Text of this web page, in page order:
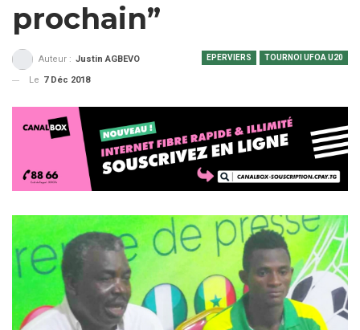
prochain”
EPERVIERS TOURNOI UFOA U20
Auteur : Justin AGBEVO
Le 7 Déc 2018